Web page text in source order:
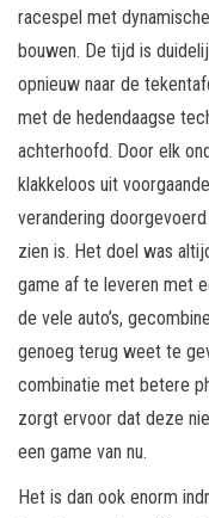
racespel met
bouwen. De tijd is
opnieuw naar de
met de hedendaagse
achterhoofd. Door elk
klakkeloos uit
verandering
zien is. Het doel was
game af te leveren met
de vele auto’s,
genoeg terug weet te
combinatie met betere
zorgt ervoor dat deze
een game van nu.
Het is dan ook enorm